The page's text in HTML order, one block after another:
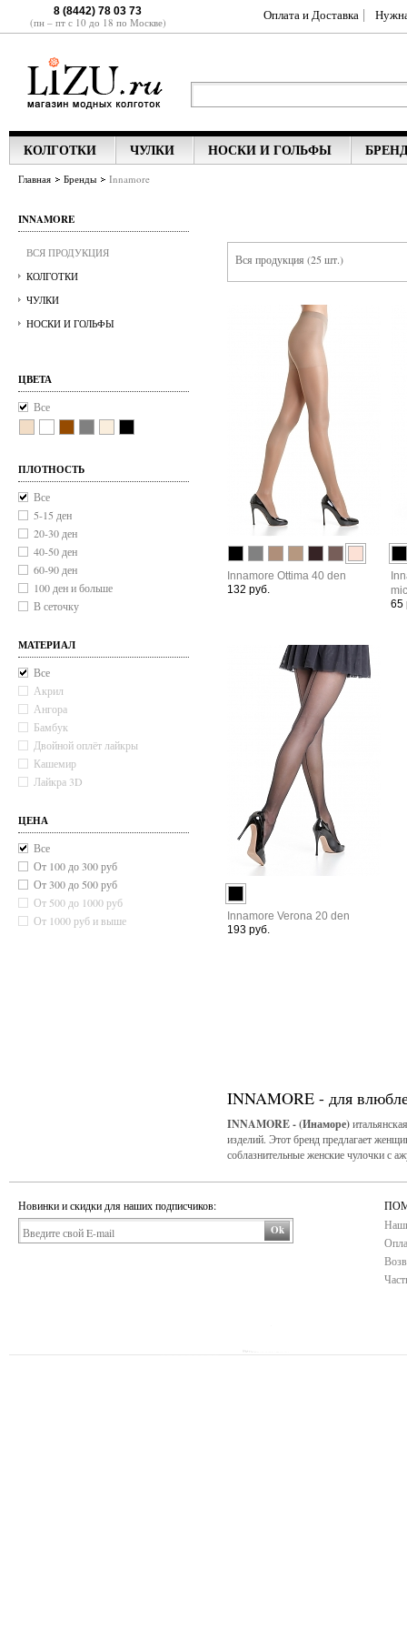
8 (8442) 78 03 73
(пн – пт с 10 до 18 по Москве) Оплата и Доставка
КОЛГОТКИ ЧУЛКИ НОСКИ И ГОЛЬФЫ
Главная Бренды Innamore
Вся продукция (25 шт.)
Innamore Ottima 40 den
132 руб.
65
Innamore Verona 20 den
193 руб.
INNAMORE - для
INNAMORE - (Инаморе)
изделий. Этот бренд предлагает
соблазнительные женские чулочки с
INNAMORE
ВСЯ ПРОДУКЦИЯ
КОЛГОТКИ
ЧУЛКИ
НОСКИ И ГОЛЬФЫ
ЦВЕТА
Все
ПЛОТНОСТЬ
Все
5-15 ден
20-30 ден
40-50 ден
60-90 ден
100 ден и больше
В сеточку
МАТЕРИАЛ
Все
Акрил
Ангора
Бамбук
Двойной оплёт лайкры
Кашемир
Лайкра 3D
Микрофибра
Тактель
Хлопок
Шерсть
ЦЕНА
Все
От 100 до 300 руб
От 300 до 500 руб
От 500 до 1000 руб
От 1000 руб и выше
Новинки и скидки для наших подписчиков:
Ok